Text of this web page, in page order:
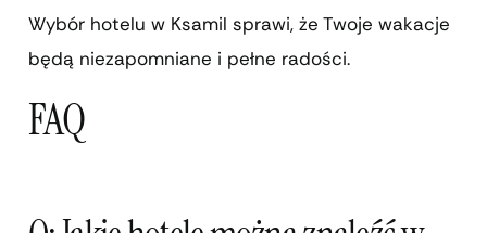
Wybór hotelu w Ksamil sprawi, że Twoje wakacje
będą niezapomniane i pełne radości.
FAQ